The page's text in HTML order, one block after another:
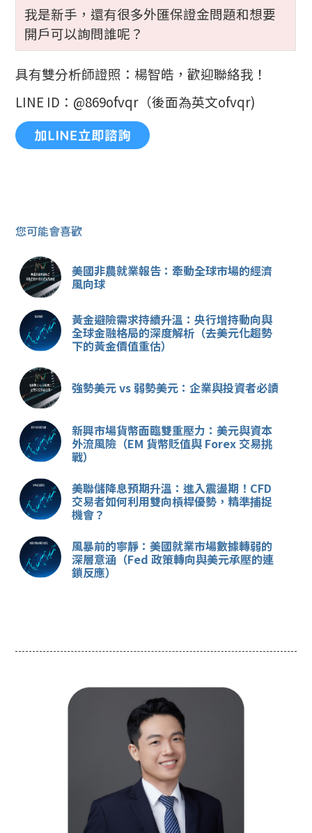
我是新手，還有很多外匯保證金問題和想要
開戶可以詢問誰呢？
具有雙分析師證照：楊智皓，歡迎聯絡我！
LINE ID：@869ofvqr（後面為英文ofvqr)
您可能會喜歡
美國非農就業報告：牽動全球市場的經濟
風向球
黃金避險需求持續升溫：央行增持動向與
全球金融格局的深度解析（去美元化趨勢
下的黃金價值重估）
強勢美元 vs 弱勢美元：企業與投資者必讀
新興市場貨幣面臨雙重壓力：美元與資本
外流風險（EM 貨幣貶值與 Forex 交易挑
戰）
美聯儲降息預期升溫：進入震盪期！CFD
交易者如何利用雙向槓桿優勢，精準捕捉
機會？
風暴前的寧靜：美國就業市場數據轉弱的
深層意涵（Fed 政策轉向與美元承壓的連
鎖反應）